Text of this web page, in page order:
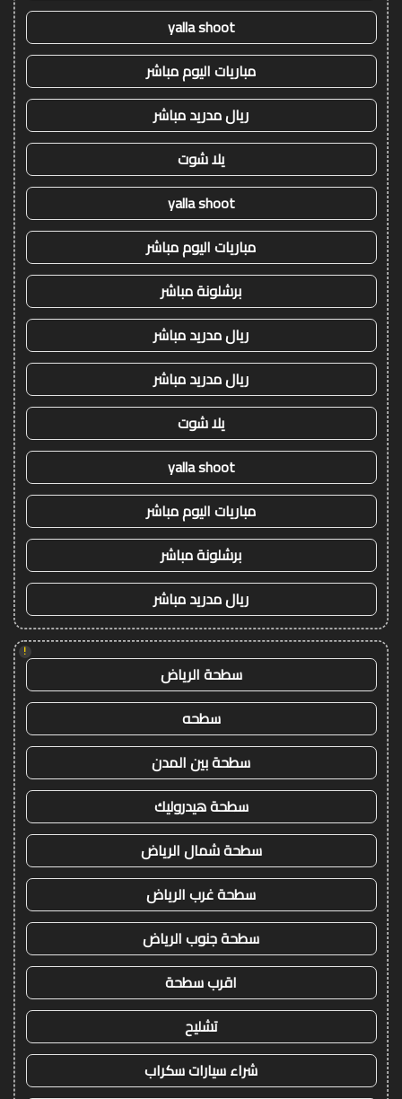
yalla shoot
مباريات اليوم مباشر
ريال مدريد مباشر
يلا شوت
yalla shoot
مباريات اليوم مباشر
برشلونة مباشر
ريال مدريد مباشر
ريال مدريد مباشر
يلا شوت
yalla shoot
مباريات اليوم مباشر
برشلونة مباشر
ريال مدريد مباشر
!
سطحة الرياض
سطحه
سطحة بين المدن
سطحة هيدروليك
سطحة شمال الرياض
سطحة غرب الرياض
سطحة جنوب الرياض
اقرب سطحة
تشليح
شراء سيارات سكراب